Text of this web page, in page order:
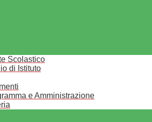
Scolastico
di Istituto
e Amministrazione